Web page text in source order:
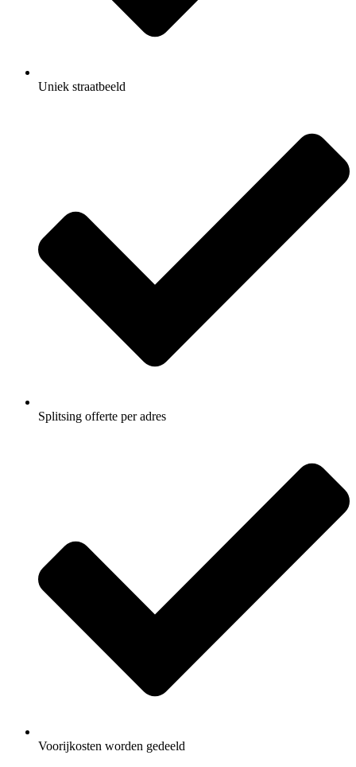
Uniek straatbeeld
Splitsing offerte per adres
Voorijkosten worden gedeeld